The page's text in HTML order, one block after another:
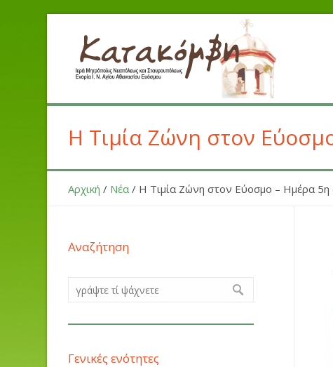
Η Τιμία Ζώνη στον
Αρχική / Νέα / Η Τιμία Ζώνη στον Εύοσμο – Ημέρα 5η
Αναζήτηση
Γενικές ενότητες